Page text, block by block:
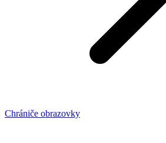
Chrániče obrazovky